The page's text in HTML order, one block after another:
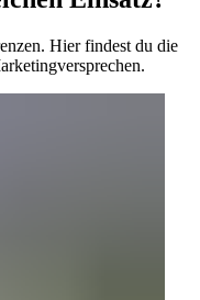
Hier findest du die